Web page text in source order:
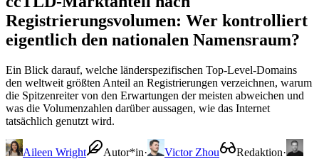
Registrierungsvolumen: Wer kontrolliert
eigentlich den nationalen Namensraum?
Ein Blick darauf, welche länderspezifischen Top-Level-Domains
den weltweit größten Anteil an Registrierungen verzeichnen, warum
die Spitzenreiter von den Erwartungen der meisten abweichen und
was die Volumenzahlen darüber aussagen, wie das Internet
tatsächlich genutzt wird.
Aileen Wright Autor*in· Victor Zhou Redaktion·